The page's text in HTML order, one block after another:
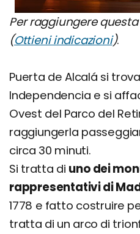
Per raggiungere
(Ottieni indicazioni).
Puerta de Alcalá si
Independencia e si
Ovest del Parco del
raggiungerla
circa 30 minuti.
Si tratta di uno dei
rappresentativi di
1778 e fatto costruire
tratta di un arco di